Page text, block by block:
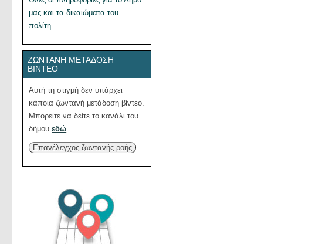
μας και τα δικαιώματα του
πολίτη.
ΖΩΝΤΑΝΉ ΜΕΤΆΔΟΣΗ
ΒΊΝΤΕΟ
Αυτή τη στιγμή δεν υπάρχει
κάποια ζωντανή μετάδοση βίντεο.
Μπορείτε να δείτε το κανάλι του
δήμουεδώ
Επανέλεγχος ζωντανής ροής